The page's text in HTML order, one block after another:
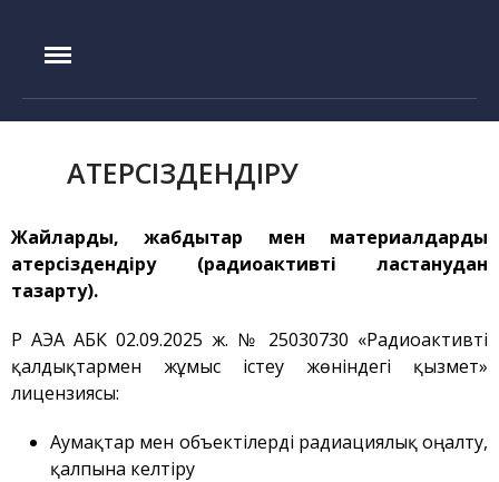
Басты бет
Басшылық
ИГР реакторы
ЛИАНА стенді
IAE.KZ
ҚАТЕРСІЗДЕНДІРУ
Жайларды, жабдықтар мен материалдарды
қатерсіздендіру (радиоактивті ластанудан
тазарту).
ҚР АЭА АҚБК 02.09.2025 ж. № 25030730 «Радиоактивті
қалдықтармен жұмыс істеу жөніндегі қызмет»
лицензиясы:
Аумақтар мен объектілерді радиациялық оңалту,
қалпына келтіру